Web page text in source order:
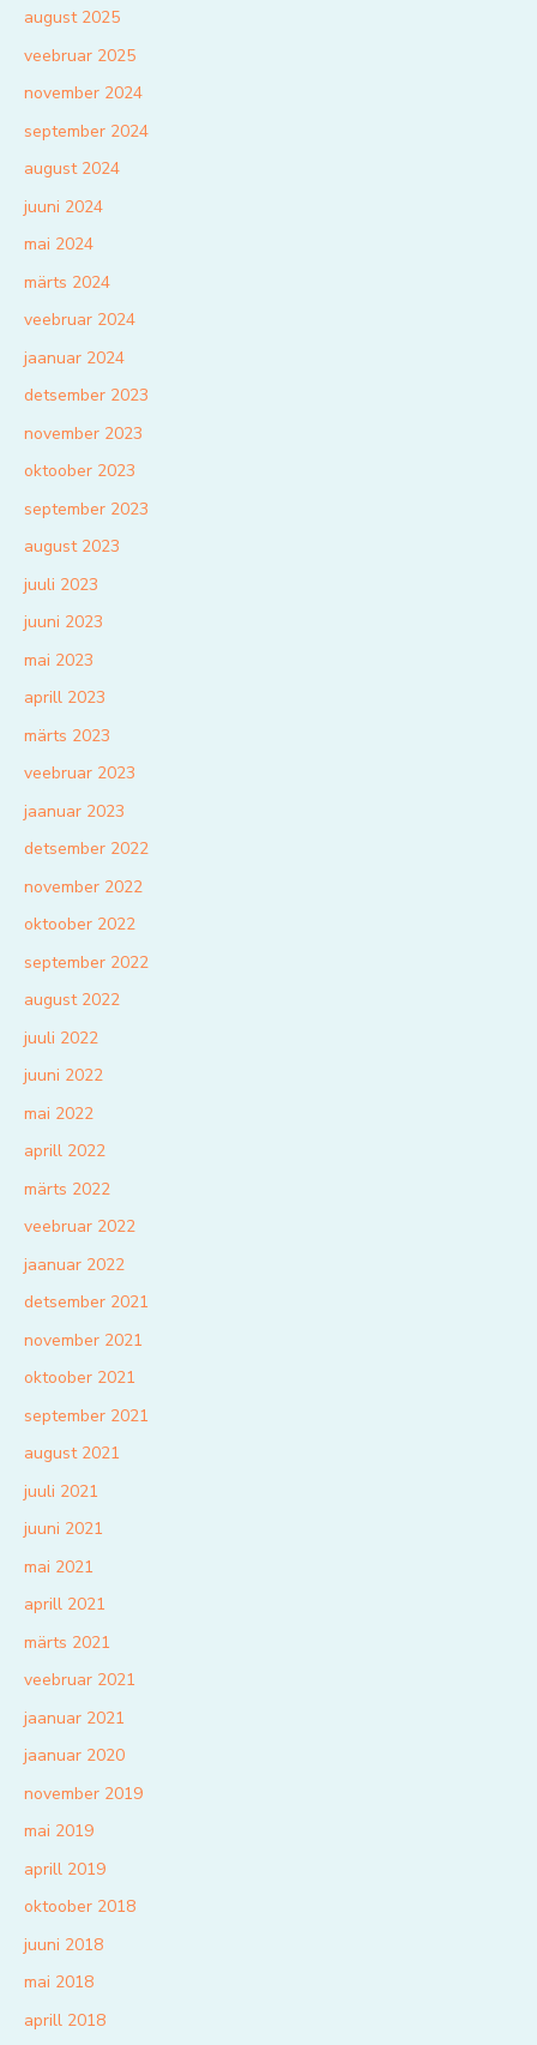
august 2025
veebruar 2025
november 2024
september 2024
august 2024
juuni 2024
mai 2024
märts 2024
veebruar 2024
jaanuar 2024
detsember 2023
november 2023
oktoober 2023
september 2023
august 2023
juuli 2023
juuni 2023
mai 2023
aprill 2023
märts 2023
veebruar 2023
jaanuar 2023
detsember 2022
november 2022
oktoober 2022
september 2022
august 2022
juuli 2022
juuni 2022
mai 2022
aprill 2022
märts 2022
veebruar 2022
jaanuar 2022
detsember 2021
november 2021
oktoober 2021
september 2021
august 2021
juuli 2021
juuni 2021
mai 2021
aprill 2021
märts 2021
veebruar 2021
jaanuar 2021
jaanuar 2020
november 2019
mai 2019
aprill 2019
oktoober 2018
juuni 2018
mai 2018
aprill 2018